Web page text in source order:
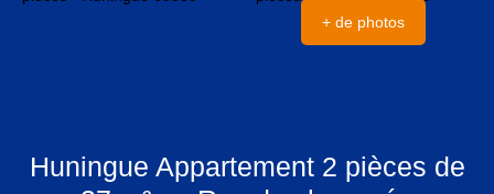
+ de photos
Huningue Appartement 2 pièces de